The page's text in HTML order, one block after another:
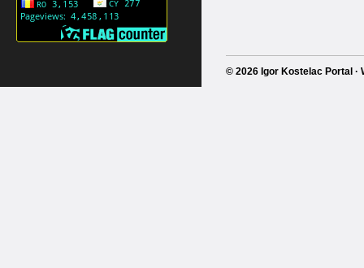
© 2026 Igor Kostelac Portal